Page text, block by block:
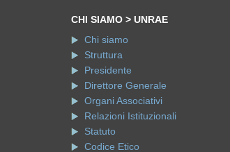
CHI SIAMO > UNRAE
Chi siamo
Struttura
Presidente
Direttore Generale
Organi Associativi
Relazioni Istituzionali
Statuto
Codice Etico